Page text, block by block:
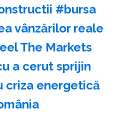
#bursa
vânzărilor reale
The Markets
a cerut sprijin
criza energetică